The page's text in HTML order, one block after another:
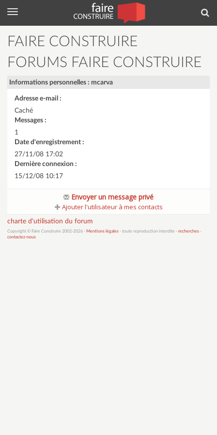
Menu
FAIRE CONSTRUIRE
FORUMS FAIRE CONSTRUIRE
Informations personnelles : mcarva
Adresse e-mail :
Caché
Messages :
1
Date d'enregistrement :
27/11/08 17:02
Dernière connexion :
15/12/08 10:17
Envoyer un message privé
Ajouter l'utilisateur à mes contacts
charte d'utilisation du forum
Copyright © Faire Construire 2002-2026 - Mentions légales - toute reproduction interdite - recherches -
contactez-nous